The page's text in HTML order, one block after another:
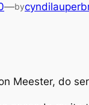
—by
Meester, do